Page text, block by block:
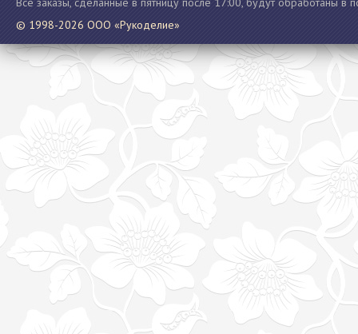
© 1998-2026 ООО «Рукоделие»